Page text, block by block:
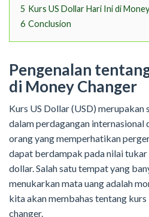
5 Kurs US Dollar Hari Ini di
6 Conclusion
Pengenalan
di Money Changer
Kurs US Dollar (USD)
dalam perdagangan internasional
orang yang memperhatikan
dapat berdampak pada nilai
dollar. Salah satu tempat yang
menukarkan mata uang adalah
kita akan membahas tentang
changer.